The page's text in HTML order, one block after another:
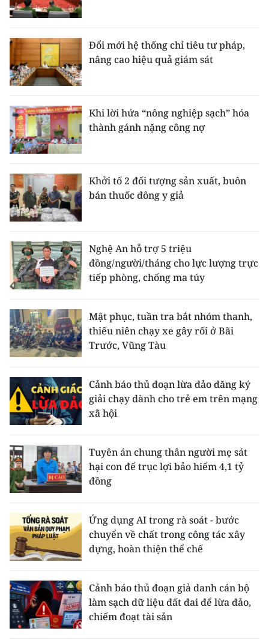
Đổi mới hệ thống chỉ tiêu tư pháp,
nâng cao hiệu quả giám sát
Khi lời hứa “nông nghiệp sạch” hóa
thành gánh nặng công nợ
Khởi tố 2 đối tượng sản xuất, buôn
bán thuốc đông y giả
Nghệ An hỗ trợ 5 triệu
đồng/người/tháng cho lực lượng trực
tiếp phòng, chống ma túy
Mật phục, tuần tra bắt nhóm thanh,
thiếu niên chạy xe gây rối ở Bãi
Trước, Vũng Tàu
Cảnh báo thủ đoạn lừa đảo đăng ký
giải chạy dành cho trẻ em trên mạng
xã hội
Tuyên án chung thân người mẹ sát
hại con để trục lợi bảo hiểm 4,1 tỷ
đồng
Ứng dụng AI trong rà soát - bước
chuyển về chất trong công tác xây
dựng, hoàn thiện thể chế
Cảnh báo thủ đoạn giả danh cán bộ
làm sạch dữ liệu đất đai để lừa đảo,
chiếm đoạt tài sản